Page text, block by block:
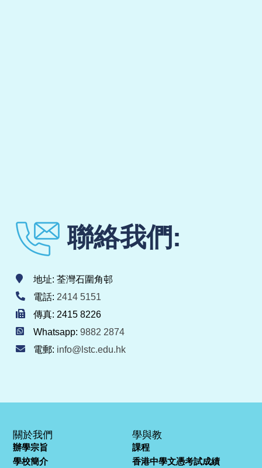
聯絡我們:
地址: 荃灣石圍角邨
電話: 2414 5151
傳真: 2415 8226
Whatsapp: 9882 2874
電郵: info@lstc.edu.hk
關於我們
辦學宗旨
學校簡介
學與教
課程
香港中學文憑考試成績